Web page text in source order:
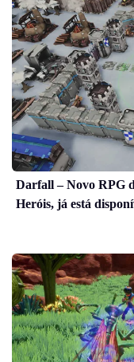
Darfall – Novo RPG
Heróis, já está